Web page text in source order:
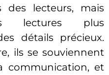
des lecteurs, mais
lectures plus
détails précieux.
ils se souviennent
communication, et